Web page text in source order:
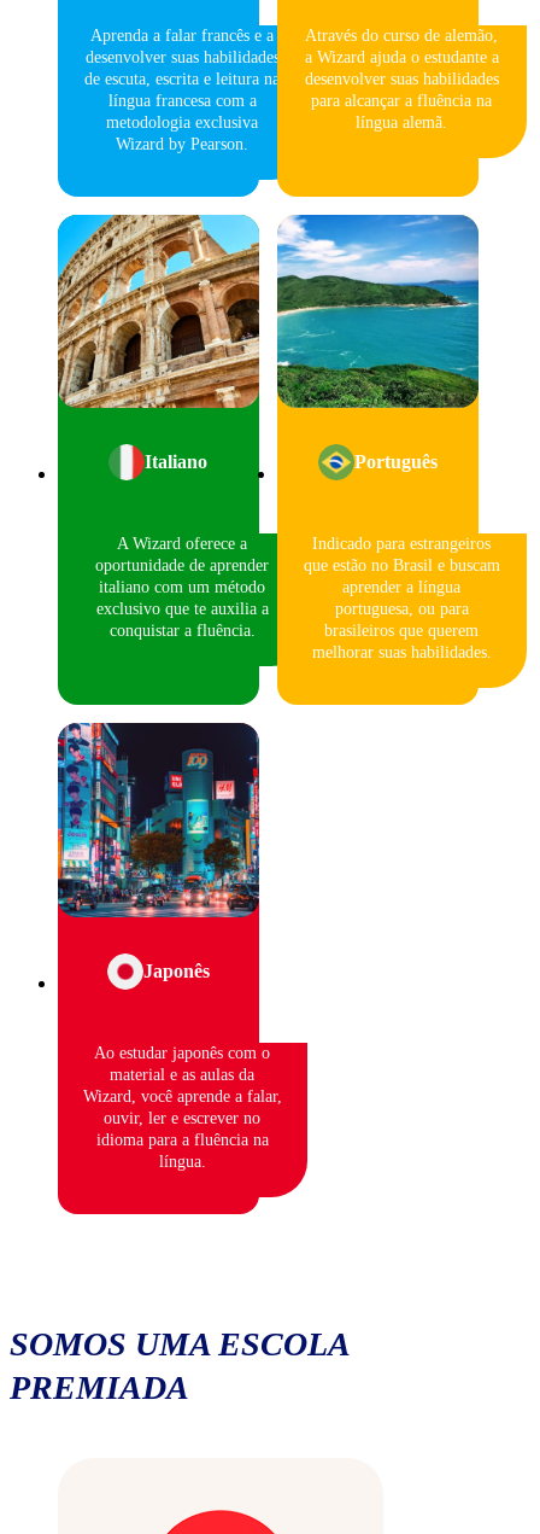
Aprenda a falar francês e a
desenvolver suas habilidades
de escuta, escrita e leitura na
língua francesa com a
metodologia exclusiva
Wizard by Pearson.
Através do curso de alemão,
a Wizard ajuda o estudante a
desenvolver suas habilidades
para alcançar a fluência na
língua alemã.
Italiano
A Wizard oferece a
oportunidade de aprender
italiano com um método
exclusivo que te auxilia a
conquistar a fluência.
Português
Indicado para estrangeiros
que estão no Brasil e buscam
aprender a língua
portuguesa, ou para
brasileiros que querem
melhorar suas habilidades.
Japonês
Ao estudar japonês com o
material e as aulas da
Wizard, você aprende a falar,
ouvir, ler e escrever no
idioma para a fluência na
língua.
SOMOS UMA ESCOLA
PREMIADA